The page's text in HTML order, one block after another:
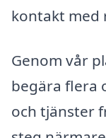
kontakt med
Genom vår
begära flera
och tjänster